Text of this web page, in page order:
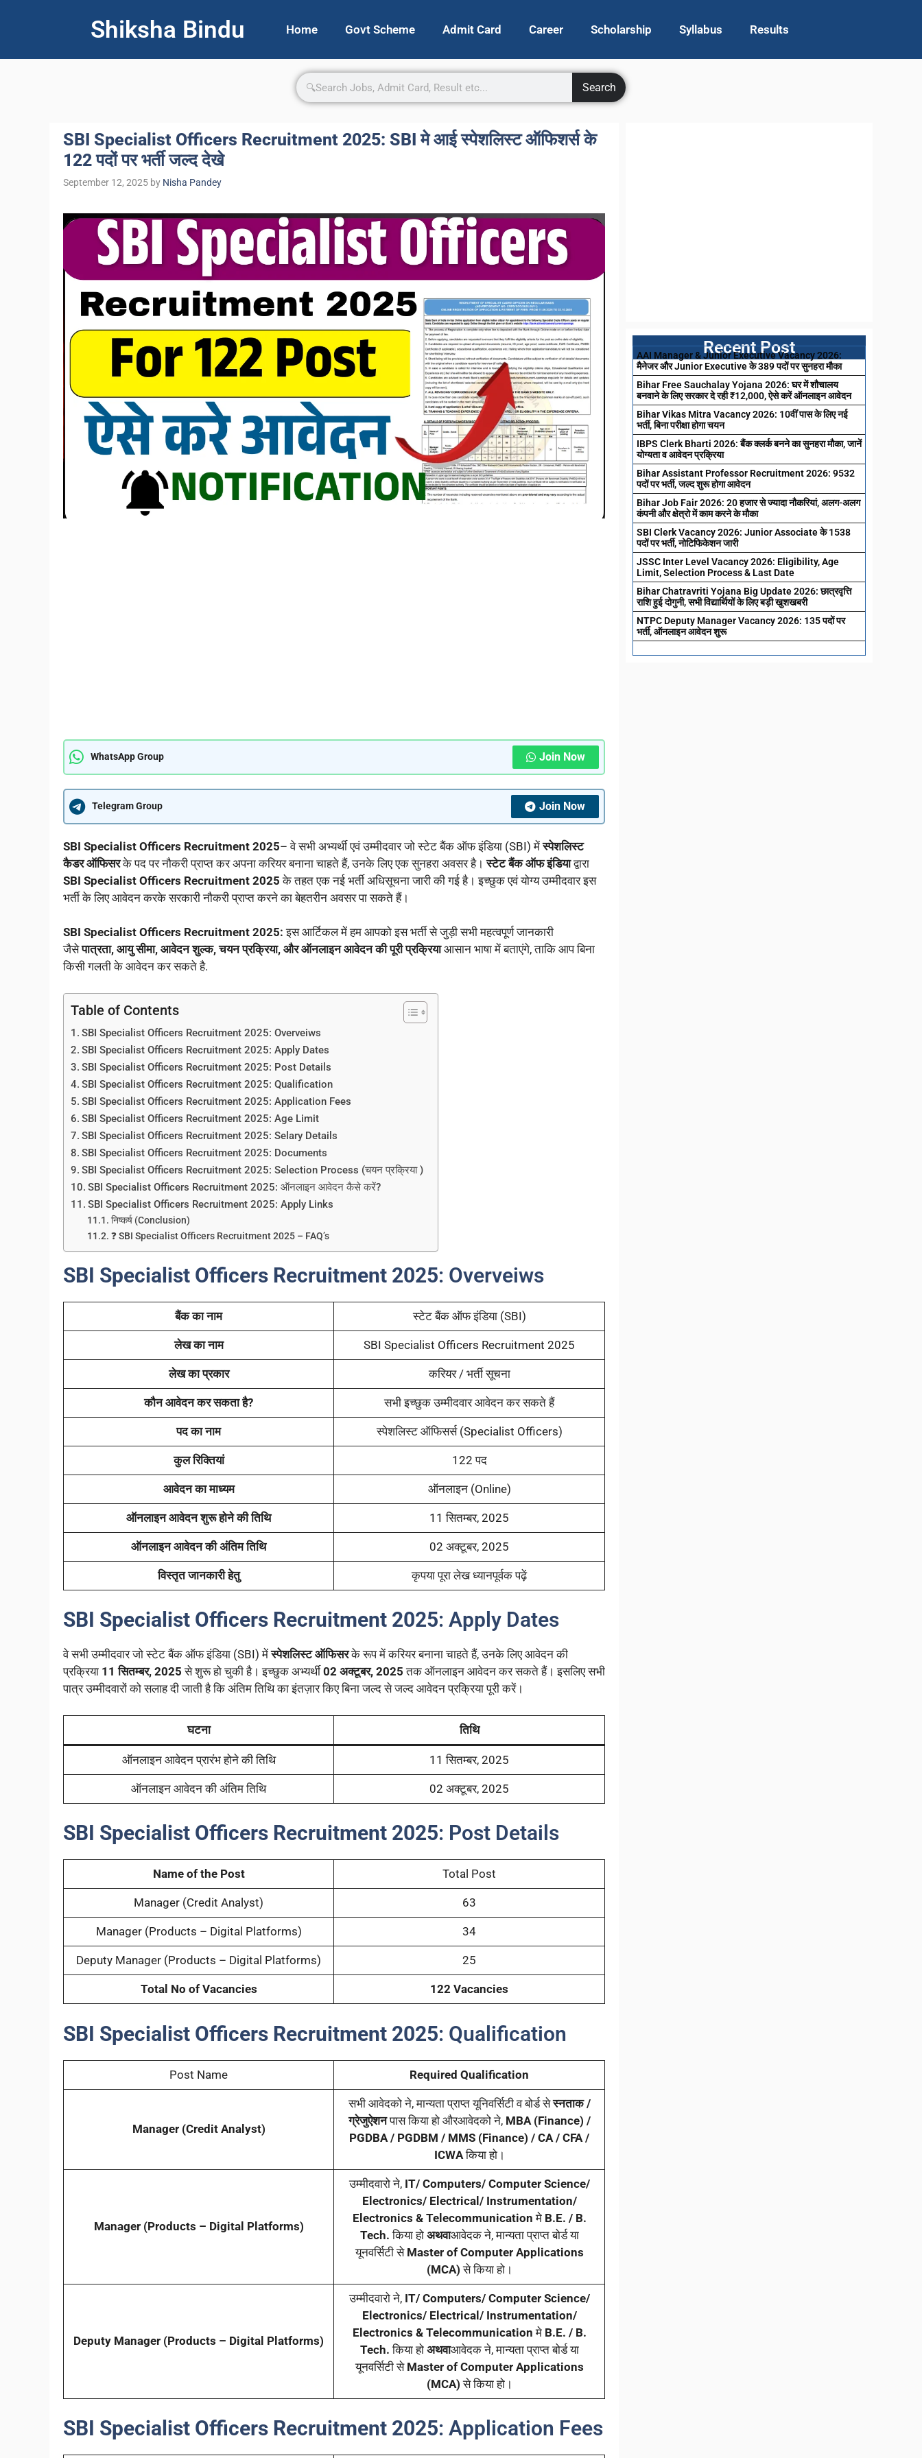
Shiksha Bindu Home Govt Scheme Admit Card Career Scholarship Syllabus Results
Search
SBI Specialist Officers Recruitment 2025: SBI मे आई स्पेशलिस्ट ऑफिशर्स के
122 पदों पर भर्ती जल्द देखे
September 12, 2025 by Nisha Pandey
WhatsApp Group Join Now
Telegram Group Join Now
SBI Specialist Officers Recruitment 2025– वे सभी अभ्यर्थी एवं उम्मीदवार जो स्टेट बैंक ऑफ इंडिया (SBI) मेंस्पेशलिस्ट
कैडर ऑफिसरके पद पर नौकरी प्राप्त कर अपना करियर बनाना चाहते हैं, उनके लिए एक सुनहरा अवसर है।स्टेट बैंक ऑफ इंडियाद्वारा
SBI Specialist Officers Recruitment 2025 के तहत एक नई भर्ती अधिसूचना जारी की गई है। इच्छुक एवं योग्य उम्मीदवार इस
भर्ती के लिए आवेदन करके सरकारी नौकरी प्राप्त करने का बेहतरीन अवसर पा सकते हैं।
SBI Specialist Officers Recruitment 2025: इस आर्टिकल में हम आपको इस भर्ती से जुड़ी सभी महत्वपूर्ण जानकारी
जैसेपात्रता, आयु सीमा, आवेदन शुल्क, चयन प्रक्रिया, और ऑनलाइन आवेदन की पूरी प्रक्रियाआसान भाषा में बताएंगे, ताकि आप बिना
किसी गलती के आवेदन कर सकते है.
Table of Contents
SBI Specialist Officers Recruitment 2025: Overveiws
SBI Specialist Officers Recruitment 2025: Apply Dates
SBI Specialist Officers Recruitment 2025: Post Details
SBI Specialist Officers Recruitment 2025: Qualification
SBI Specialist Officers Recruitment 2025: Application Fees
SBI Specialist Officers Recruitment 2025: Age Limit
SBI Specialist Officers Recruitment 2025: Selary Details
SBI Specialist Officers Recruitment 2025: Documents
SBI Specialist Officers Recruitment 2025: Selection Process (चयन प्रक्रिया )
SBI Specialist Officers Recruitment 2025: ऑनलाइन आवेदन कैसे करें?
SBI Specialist Officers Recruitment 2025: Apply Links
निष्कर्ष (Conclusion)
❓ SBI Specialist Officers Recruitment 2025 – FAQ’s
SBI Specialist Officers Recruitment 2025: Overveiws
बैंक का नाम स्टेट बैंक ऑफ इंडिया (SBI)
लेख का नाम SBI Specialist Officers Recruitment 2025
लेख का प्रकार करियर / भर्ती सूचना
कौन आवेदन कर सकता है? सभी इच्छुक उम्मीदवार आवेदन कर सकते हैं
पद का नाम स्पेशलिस्ट ऑफिसर्स (Specialist Officers)
कुल रिक्तियां 122 पद
आवेदन का माध्यम ऑनलाइन (Online)
ऑनलाइन आवेदन शुरू होने की तिथि 11 सितम्बर, 2025
ऑनलाइन आवेदन की अंतिम तिथि 02 अक्टूबर, 2025
विस्तृत जानकारी हेतु कृपया पूरा लेख ध्यानपूर्वक पढ़ें
SBI Specialist Officers Recruitment 2025: Apply Dates
वे सभी उम्मीदवार जो स्टेट बैंक ऑफ इंडिया (SBI) मेंस्पेशलिस्ट ऑफिसरके रूप में करियर बनाना चाहते हैं, उनके लिए आवेदन की
प्रक्रिया 11 सितम्बर, 2025 से शुरू हो चुकी है। इच्छुक अभ्यर्थी 02 अक्टूबर, 2025 तक ऑनलाइन आवेदन कर सकते हैं। इसलिए सभी
पात्र उम्मीदवारों को सलाह दी जाती है कि अंतिम तिथि का इंतज़ार किए बिना जल्द से जल्द आवेदन प्रक्रिया पूरी करें।
घटना तिथि
ऑनलाइन आवेदन प्रारंभ होने की तिथि 11 सितम्बर, 2025
ऑनलाइन आवेदन की अंतिम तिथि 02 अक्टूबर, 2025
SBI Specialist Officers Recruitment 2025: Post Details
Name of the Post Total Post
Manager (Credit Analyst) 63
Manager (Products – Digital Platforms) 34
Deputy Manager (Products – Digital Platforms) 25
Total No of Vacancies 122 Vacancies
SBI Specialist Officers Recruitment 2025: Qualification
Post Name Required Qualification
Manager (Credit Analyst)
सभी आवेदको ने, मान्यता प्राप्त यूनिवर्सिटी व बोर्ड सेस्नताक /
ग्रेजुऐशनपास किया हो औरआवेदको ने, MBA (Finance) /
PGDBA / PGDBM / MMS (Finance) / CA / CFA /
ICWAकिया हो।
Manager (Products – Digital Platforms)
उम्मीदवारो ने, IT/ Computers/ Computer Science/
Electronics/ Electrical/ Instrumentation/
Electronics & Telecommunicationमे B.E. / B.
Tech.किया हो अथवाआवेदक ने, मान्यता प्राप्त बोर्ड या
यूनवर्सिटी से Master of Computer Applications
(MCA) से किया हो।
Deputy Manager (Products – Digital Platforms)
उम्मीदवारो ने, IT/ Computers/ Computer Science/
Electronics/ Electrical/ Instrumentation/
Electronics & Telecommunicationमे B.E. / B.
Tech.किया हो अथवाआवेदक ने, मान्यता प्राप्त बोर्ड या
यूनवर्सिटी से Master of Computer Applications
(MCA) से किया हो।
SBI Specialist Officers Recruitment 2025: Application Fees
Recent Post
AAI Manager & Junior Executive Vacancy 2026:
मैनेजर और Junior Executive के 389 पदों पर सुनहरा मौका
Bihar Free Sauchalay Yojana 2026: घर में शौचालय
बनवाने के लिए सरकार दे रही ₹12,000, ऐसे करें ऑनलाइन आवेदन
Bihar Vikas Mitra Vacancy 2026: 10वीं पास के लिए नई
भर्ती, बिना परीक्षा होगा चयन
IBPS Clerk Bharti 2026: बैंक क्लर्क बनने का सुनहरा मौका, जानें
योग्यता व आवेदन प्रक्रिया
Bihar Assistant Professor Recruitment 2026: 9532
पदों पर भर्ती, जल्द शुरू होगा आवेदन
Bihar Job Fair 2026: 20 हजार से ज्यादा नौकरियां, अलग-अलग
कंपनी और क्षेत्रो में काम करने के मौका
SBI Clerk Vacancy 2026: Junior Associate के 1538
पदों पर भर्ती, नोटिफिकेशन जारी
JSSC Inter Level Vacancy 2026: Eligibility, Age
Limit, Selection Process & Last Date
Bihar Chatravriti Yojana Big Update 2026: छात्रवृत्ति
राशि हुई दोगुनी, सभी विद्यार्थियों के लिए बड़ी खुशखबरी
NTPC Deputy Manager Vacancy 2026: 135 पदों पर
भर्ती, ऑनलाइन आवेदन शुरू